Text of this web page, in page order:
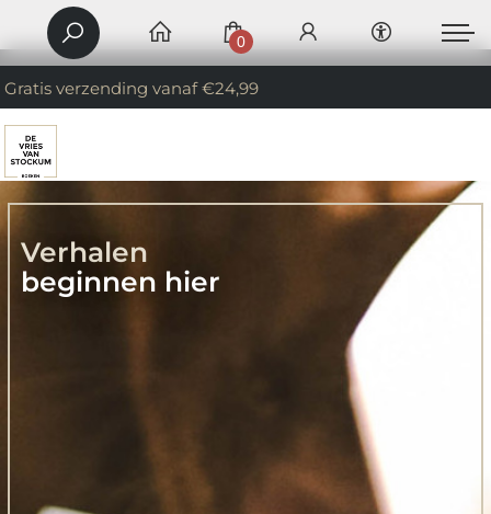
Gratis verzending vanaf €24,99
0
Verhalen
beginnen hier